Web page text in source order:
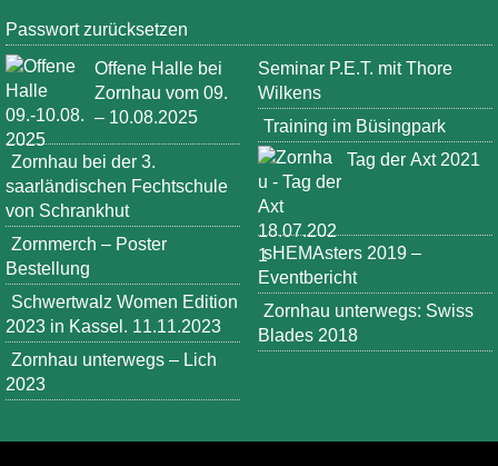
Passwort zurücksetzen
Offene Halle bei
Zornhau vom 09.
– 10.08.2025
Zornhau bei der 3.
saarländischen Fechtschule
von Schrankhut
Zornmerch – Poster
Bestellung
Schwertwalz Women Edition
2023 in Kassel. 11.11.2023
Zornhau unterwegs – Lich
2023
Seminar P.E.T. mit Thore
Wilkens
Training im Büsingpark
Tag der Axt 2021
sHEMAsters 2019 –
Eventbericht
Zornhau unterwegs: Swiss
Blades 2018